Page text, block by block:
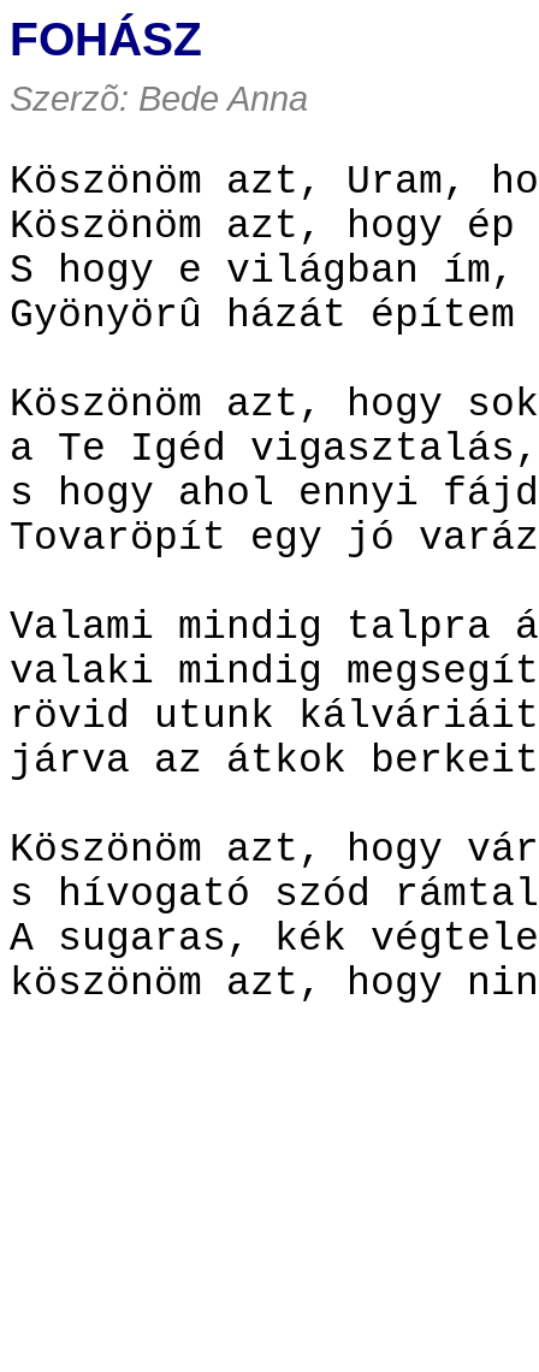
FOHÁSZ
Szerzõ: Bede Anna
Köszönöm azt, Uram,
Köszönöm azt, hogy
S hogy e világban
Gyönyörû házát építem
Köszönöm azt, hogy
a Te Igéd vigasztalás,
s hogy ahol ennyi
Tovaröpít egy jó
Valami mindig
valaki mindig
rövid utunk
járva az átkok
Köszönöm azt, hogy
s hívogató szód
A sugaras, kék
köszönöm azt, hogy